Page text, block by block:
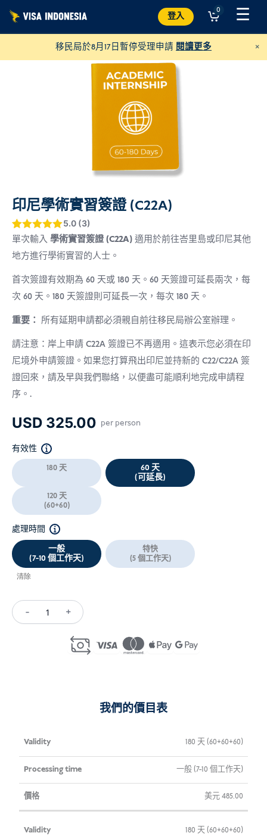
容
登入
0 ☰
移民局於8月17日暫停受理申請 閱讀更多 ×
印尼學術實習簽證 (C22A)
評分5/ 5，
5
進行評分
5.0 (3)
單次輸入 學術實習簽證 (C22A) 適用於前往峇里島或印尼其他
地方進行學術實習的人士。
首次簽證有效期為 60 天或 180 天。60 天簽證可延長兩次，每
次 60 天。180 天簽證則可延長一次，每次 180 天。
重要： 所有延期申請都必須親自前往移民局辦公室辦理。
請注意：岸上申請 C22A 簽證已不再適用。這表示您必須在印
尼境外申請簽證。如果您打算飛出印尼並持新的 C22/C22A 簽
證回來，請及早與我們聯絡，以便盡可能順利地完成申請程
序。.
USD 325.00 per person
有效性
180 天
60 天
(可延長)
120 天
(60+60)
處理時間
一般
(7-10 個工作天)
特快
(5 個工作天)
清除
-
Academic
+
我們的價目表
有
效
性
處
理
時
格
180 天 (60+60+60)
一般 (7-10 個工作天)
美元485.00
180 天 (60+60+60)
捐款給 Villa Kitty
並幫助峇里島的貓咪
美元 捐贈